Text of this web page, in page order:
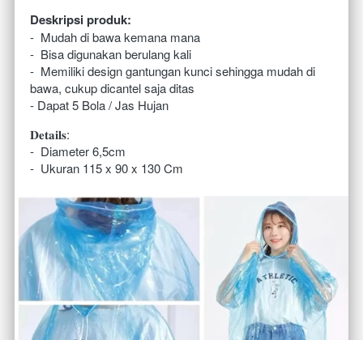
Deskripsi produk:
- Mudah di bawa kemana mana
- Bisa digunakan berulang kali
- Memiliki design gantungan kunci sehingga mudah di
bawa, cukup dicantel saja ditas
- Dapat 5 Bola / Jas Hujan
𝐃𝐞𝐭𝐚𝐢𝐥𝐬:
- Diameter 6,5cm
- Ukuran 115 x 90 x 130 Cm